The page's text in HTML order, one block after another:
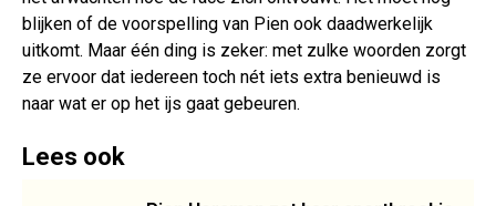
blijken of de voorspelling van Pien ook daadwerkelijk
uitkomt. Maar één ding is zeker: met zulke woorden zorgt
ze ervoor dat iedereen toch nét iets extra benieuwd is
naar wat er op het ijs gaat gebeuren.
Lees ook